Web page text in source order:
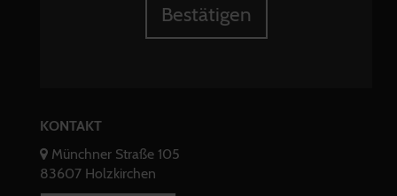
Bestätigen
KONTAKT
Münchner Straße 105
83607 Holzkirchen